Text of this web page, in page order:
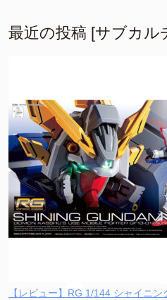
最近の投稿 [サブカル
【レビュー】RG 1/144 シャイニン